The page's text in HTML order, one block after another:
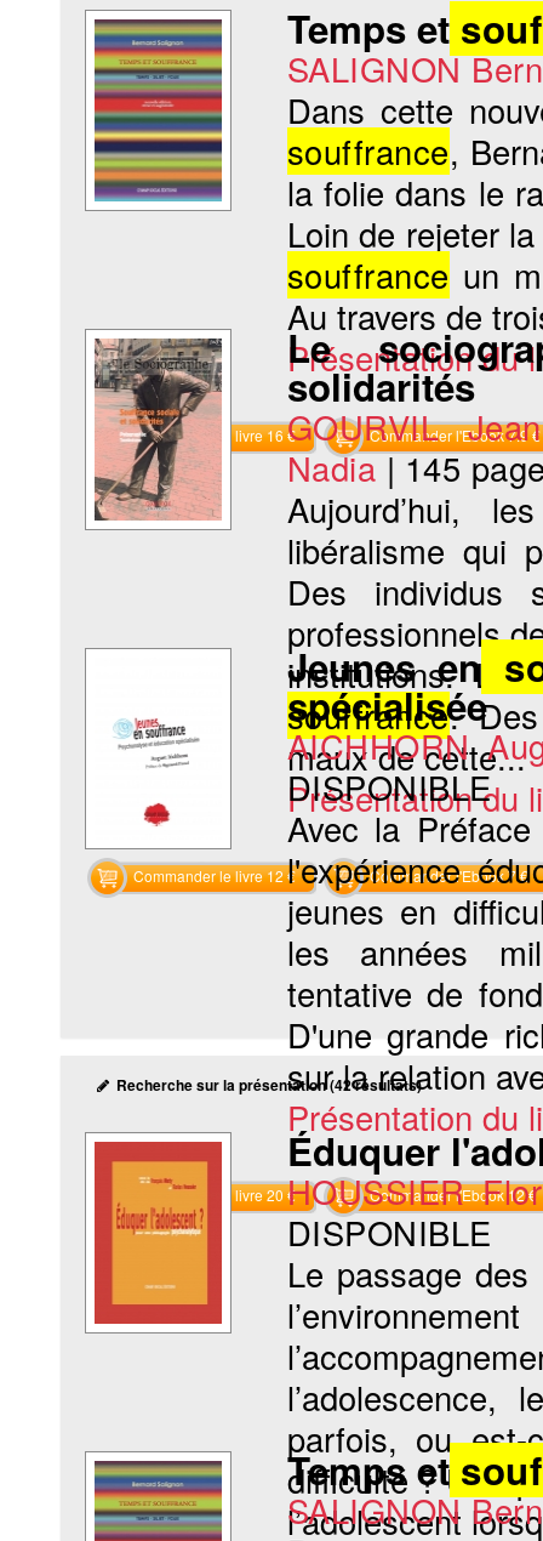
Temps et
SALIGNON
Dans cette
souffrance,
la folie dans le
Loin de rejeter
souffrance un
Au travers de
Présentation du
Commander le livre 16 € Commander l'Ebook 7.9 €
Le
solidarités
GOURVIL
Nadia |145
Aujourd’hui,
libéralisme qui
Des individus
professionnels
institutions.
souffrance.
maux de cette...
Présentation du
Commander le livre 12 € Commander l'Ebook 7 €
Jeunes en
spécialisée
AICHHORN
DISPONIBLE
Avec la
l'expérience
jeunes en
les années
tentative de
D'une grande
sur la relation
Présentation du
Commander le livre 20 € Commander l'Ebook 12 €
Recherche sur la présentation (42 résultats)
Éduquer
HOUSSIER
DISPONIBLE
Le passage des
parfois, ou est-
difficulté ? Une
l’adolescent
Temps et
SALIGNON